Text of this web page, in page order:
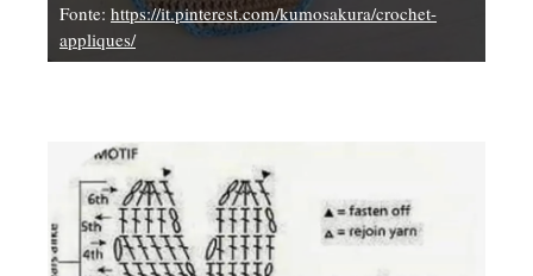
Fonte: https://it.pinterest.com/kumosakura/crochet-
appliques/